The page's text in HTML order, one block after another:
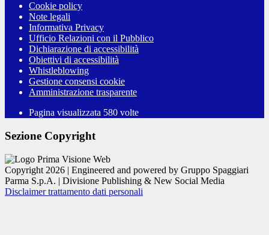
Cookie policy
Note legali
Informativa Privacy
Ufficio Relazioni con il Pubblico
Dichiarazione di accessibilità
Obiettivi di accessibilità
Whistleblowing
Gestione consensi cookie
Amministrazione trasparente
Pagina visualizzata 580 volte
Sezione Copyright
Copyright 2026 | Engineered and powered by Gruppo Spaggiari
Parma S.p.A. | Divisione Publishing & New Social Media
Disclaimer trattamento dati personali